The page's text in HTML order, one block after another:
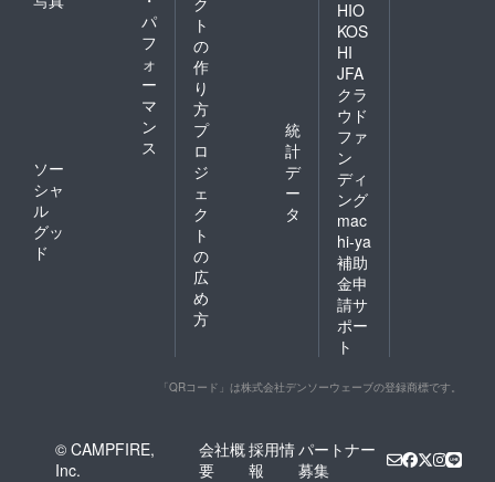
パ
フ
ォ
ー
マ
ン
ス
ソー
シャ
ル
グッ
ド
ト
の
作
り
方
プ
ロ
ジ
ェ
ク
ト
の
広
め
方
統
計
デ
ー
タ
HIO
KOS
HI
JFA
クラ
ウド
ファ
ン
ディ
ング
mac
hi-ya
補助
金申
請サ
ポー
ト
「QRコード」は株式会社デンソーウェーブの登録商標です。
© CAMPFIRE,
Inc.
会社概
要
採用情
報
パートナー
募集